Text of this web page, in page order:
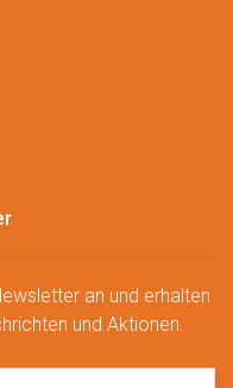
an und erhalten
und Aktionen.